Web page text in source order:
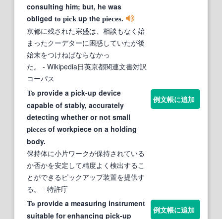
consulting him; but, he was
obliged to pick up the pieces.
京都に残された宗盛は、相談もなく始
まったクーデターに困惑していたが後
始末をつけねばならなかっ
た。
- Wikipedia日英京都関連文書対訳
コーパス
To provide a pick-up device
capable of stably, accurately
detecting whether or not small
pieces of workpiece on a holding
body.
保持体に小片ワークが保持されている
か否かを安定して精度よく検出するこ
とができるピックアップ装置を提供す
る。
- 特許庁
例文帳に追加
To provide a measuring instrument
suitable for enhancing pick-up
例文帳に追加